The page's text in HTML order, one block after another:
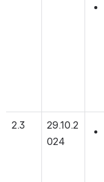
2.3
29.10.2
024